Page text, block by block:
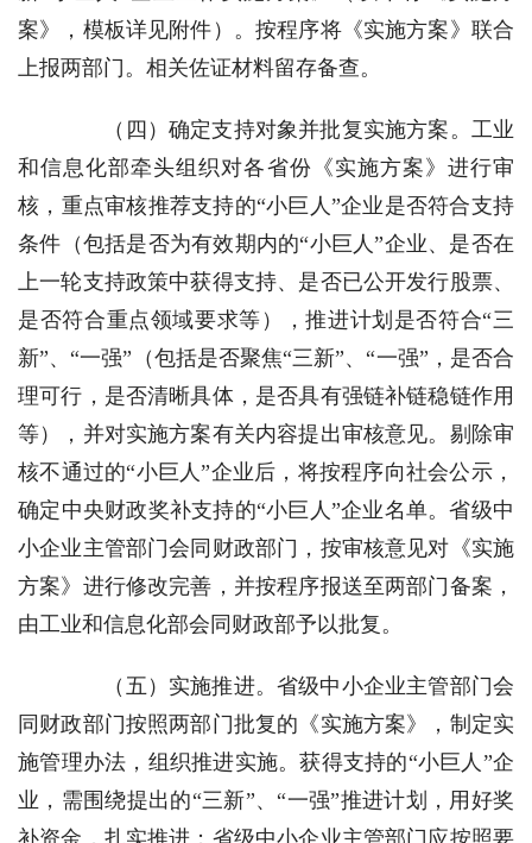
案》，模板详见附件）。按程序将《实施方案》联合
上报两部门。相关佐证材料留存备查。
（四）确定支持对象并批复实施方案。 工业
和信息化部牵头组织对各省份《实施方案》进行审
核，重点审核推荐支持的“小巨人”企业是否符合支持
条件（包括是否为有效期内的“小巨人”企业、是否在
上一轮支持政策中获得支持、是否已公开发行股票、
是否符合重点领域要求等），推进计划是否符合“三
新”、“一强”（包括是否聚焦“三新”、“一强”，是否合
理可行，是否清晰具体，是否具有强链补链稳链作用
等），并对实施方案有关内容提出审核意见。剔除审
核不通过的“小巨人”企业后，将按程序向社会公示，
确定中央财政奖补支持的“小巨人”企业名单。省级中
小企业主管部门会同财政部门，按审核意见对《实施
方案》进行修改完善，并按程序报送至两部门备案，
由工业和信息化部会同财政部予以批复。
（五）实施推进。省级中小企业主管部门会
同财政部门按照两部门批复的《实施方案》，制定实
施管理办法，组织推进实施。获得支持的“小巨人”企
业，需围绕提出的“三新”、“一强”推进计划，用好奖
补资金，扎实推进；省级中小企业主管部门应按照要